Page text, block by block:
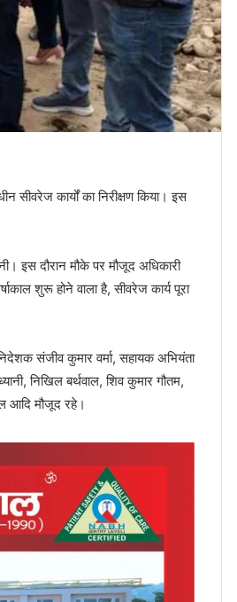
सीवरेज कार्यों का निरीक्षण किया। इस
इस दौरान मौके पर मौजूद अधिकारी
शुरू होने वाला है, सीवरेज कार्य पूरा
संजीव कुमार वर्मा, सहायक अभियंता
निखिल बर्थवाल, शिव कुमार गौतम,
आदि मौजूद रहे।